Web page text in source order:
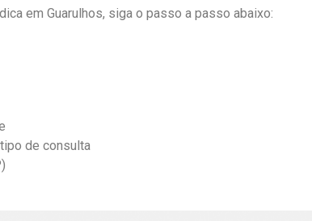
em Guarulhos, siga o passo a passo abaixo:
de consulta